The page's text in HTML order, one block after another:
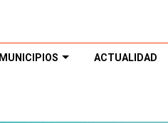
MUNICIPIOS ACTUALIDAD